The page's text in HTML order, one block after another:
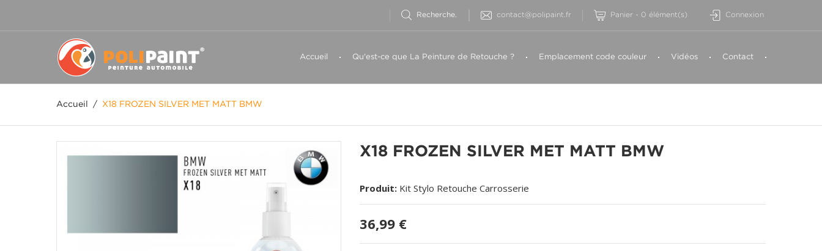
contact@polipaint.fr Panier - 0 élément(s) Connexion
Accueil Qu'est-ce que La Peinture de Retouche ? Emplacement code couleur Vidéos Contact
Accueil / X18 FROZEN SILVER MET MATT BMW
X18 FROZEN SILVER MET MATT BMW
Produit: Kit Stylo Retouche Carrosserie
36,99 €